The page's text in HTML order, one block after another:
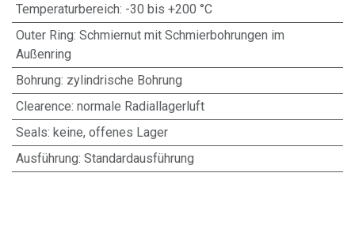
Temperaturbereich: -30 bis +200 °C
Outer Ring: Schmiernut mit Schmierbohrungen im
Außenring
Bohrung: zylindrische Bohrung
Clearence: normale Radiallagerluft
Seals: keine, offenes Lager
Ausführung: Standardausführung